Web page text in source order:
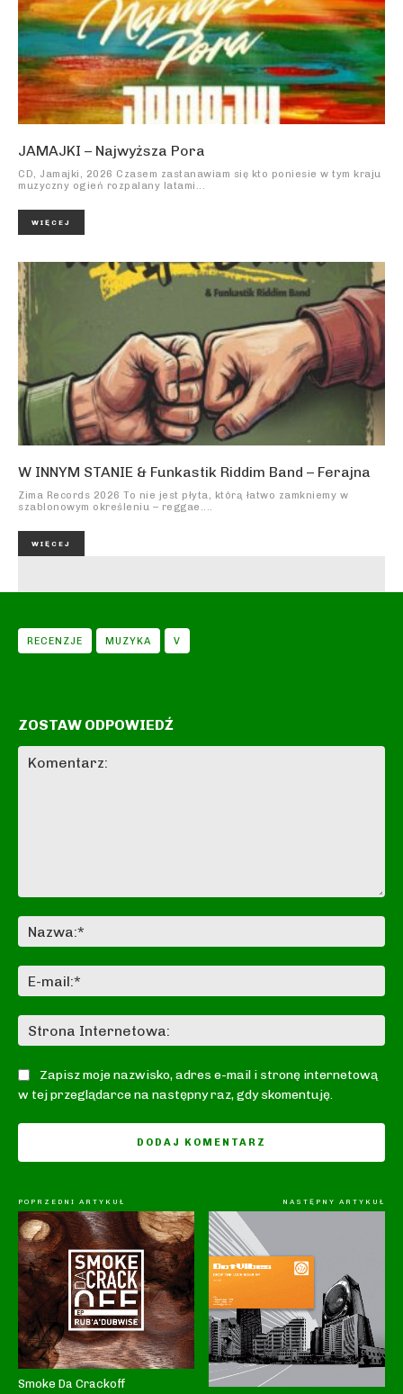
JAMAJKI – Najwyższa Pora
CD, Jamajki, 2026 Czasem zastanawiam się kto poniesie w tym kraju
muzyczny ogień rozpalany latami...
WIĘCEJ
W INNYM STANIE & Funkastik Riddim Band – Ferajna
Zima Records 2026 To nie jest płyta, którą łatwo zamkniemy w
szablonowym określeniu – reggae....
WIĘCEJ
RECENZJE MUZYKA V
ZOSTAW ODPOWIEDŹ
Zapisz moje nazwisko, adres e-mail i stronę internetową
w tej przeglądarce na następny raz, gdy skomentuję.
POPRZEDNI ARTYKUŁ
Smoke Da Crackoff
NASTĘPNY ARTYKUŁ